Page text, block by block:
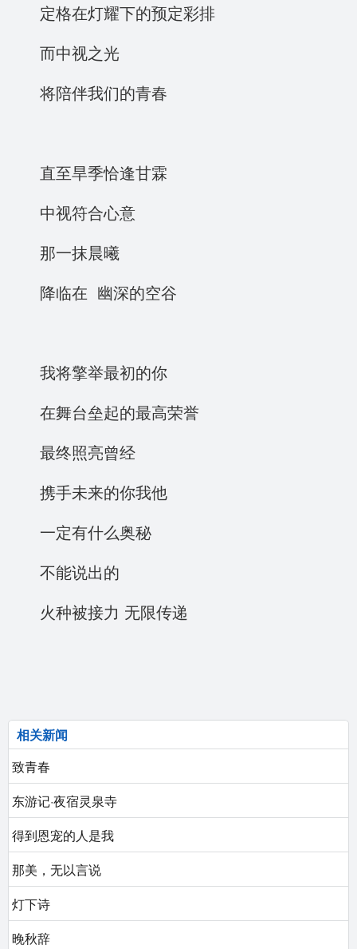
定格在灯耀下的预定彩排
而中视之光
将陪伴我们的青春
直至旱季恰逢甘霖
中视符合心意
那一抹晨曦
降临在 幽深的空谷
我将擎举最初的你
在舞台垒起的最高荣誉
最终照亮曾经
携手未来的你我他
一定有什么奥秘
不能说出的
火种被接力 无限传递
相关新闻
致青春
东游记·夜宿灵泉寺
得到恩宠的人是我
那美，无以言说
灯下诗
晚秋辞